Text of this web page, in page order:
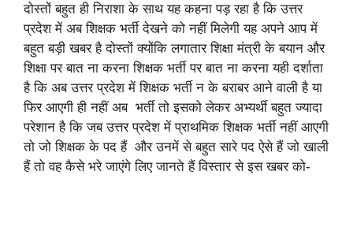
दोस्तों बहुत ही निराशा के साथ यह कहना पड़ रहा है कि उत्तर
प्रदेश में अब शिक्षक भर्ती देखने को नहीं मिलेगी यह अपने आप में
बहुत बड़ी खबर है दोस्तों क्योंकि लगातार शिक्षा मंत्री के बयान और
शिक्षा पर बात ना करना शिक्षक भर्ती पर बात ना करना यही दर्शाता
है कि अब उत्तर प्रदेश में शिक्षक भर्ती न के बराबर आने वाली है या
फिर आएगी ही नहीं अब भर्ती तो इसको लेकर अभ्यर्थी बहुत ज्यादा
परेशान है कि जब उत्तर प्रदेश में प्राथमिक शिक्षक भर्ती नहीं आएगी
तो जो शिक्षक के पद हैं और उनमें से बहुत सारे पद ऐसे हैं जो खाली
हैं तो वह कैसे भरे जाएंगे लिए जानते हैं विस्तार से इस खबर को-